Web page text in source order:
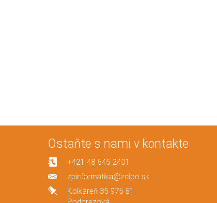
Ostaňte s nami v kontakte
+421 48 645 2401
zpinformatika@zelpo.sk
Kolkáreň 35 976 81